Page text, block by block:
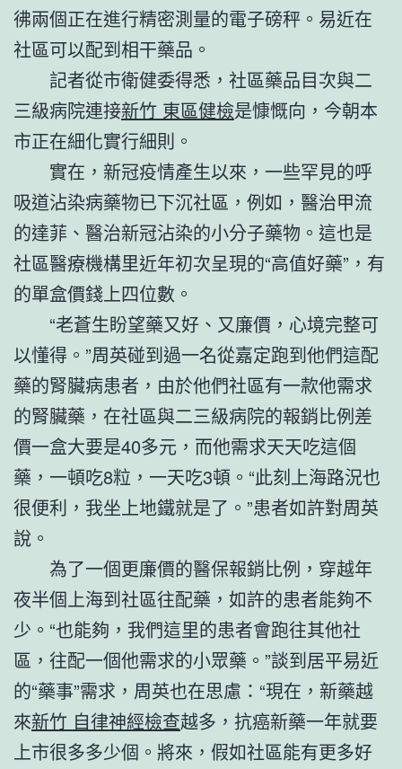
彿兩個正在進行精密測量的電子磅秤。易近在
社區可以配到相干藥品。
記者從市衛健委得悉，社區藥品目次與二
三級病院連接新竹 東區健檢是慷慨向，今朝本
市正在細化實行細則。
實在，新冠疫情產生以來，一些罕見的呼
吸道沾染病藥物已下沉社區，例如，醫治甲流
的達菲、醫治新冠沾染的小分子藥物。這也是
社區醫療機構里近年初次呈現的“高值好藥”，有
的單盒價錢上四位數。
“老蒼生盼望藥又好、又廉價，心境完整可
以懂得。”周英碰到過一名從嘉定跑到他們這配
藥的腎臟病患者，由於他們社區有一款他需求
的腎臟藥，在社區與二三級病院的報銷比例差
價一盒大要是40多元，而他需求天天吃這個
藥，一頓吃8粒，一天吃3頓。“此刻上海路況也
很便利，我坐上地鐵就是了。”患者如許對周英
說。
為了一個更廉價的醫保報銷比例，穿越年
夜半個上海到社區往配藥，如許的患者能夠不
少。“也能夠，我們這里的患者會跑往其他社
區，往配一個他需求的小眾藥。”談到居平易近
的“藥事”需求，周英也在思慮：“現在，新藥越
來新竹 自律神經檢查越多，抗癌新藥一年就要
上市很多多少個。將來，假如社區能有更多好